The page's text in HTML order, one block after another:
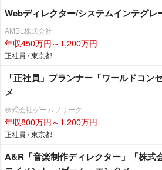
Webディレクター/システムインテグレ
AMBL株式会社
年収450万円～1,200万円
正社員 / 東京都
「正社員」プランナー「ワールドコン
メ
株式会社ゲームフリーク
年収800万円～1,200万円
正社員 / 東京都
A&R「音楽制作ディレクター」「株式